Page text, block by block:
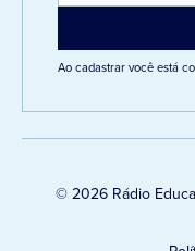
Ao cadastrar você está
© 2026 Rádio